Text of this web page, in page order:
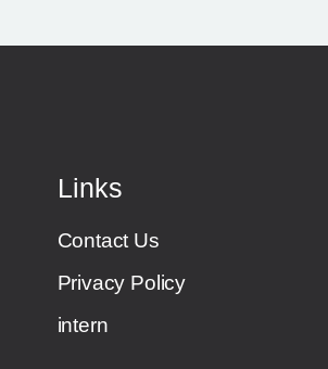
Links
Contact Us
Privacy Policy
intern